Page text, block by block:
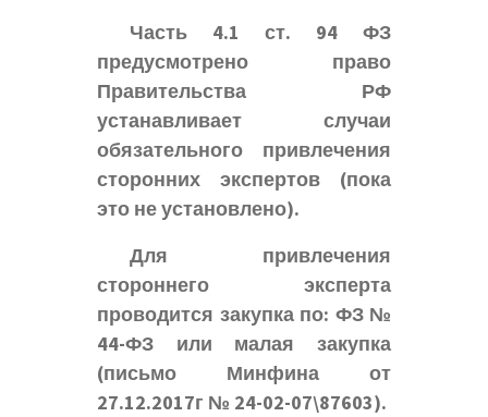
Часть 4.1 ст. 94 ФЗ
предусмотрено право
Правительства РФ
устанавливает случаи
обязательного привлечения
сторонних экспертов (пока
это не установлено).
Для привлечения
стороннего эксперта
проводится закупка по: ФЗ №
44-ФЗ или малая закупка
(письмо Минфина от
27.12.2017г № 24-02-07\87603).